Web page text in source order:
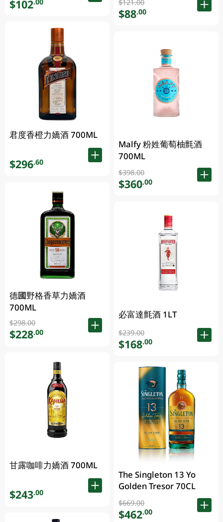
$102.00
君度香橙力嬌酒 700ML
$296.60
德國野格香草力嬌酒
700ML
$298.00
$228.00
甘露咖啡力嬌酒 700ML
$243.00
$121.00
$88.00
Malfy 粉姓葡萄柚氈酒
700ML
$398.00
$360.00
必富達氈酒 1LT
$239.00
$168.00
The Singleton 13 Yo
Golden Tresor 70CL
$669.00
$462.00